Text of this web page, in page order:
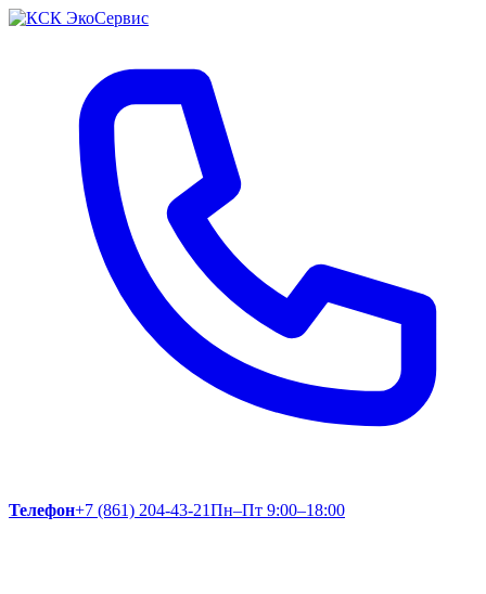
Телефон+7 (861) 204-43-21Пн–Пт 9:00–18:00